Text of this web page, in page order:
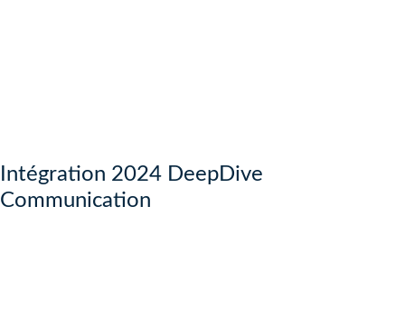
Intégration 2024 DeepDive
Communication